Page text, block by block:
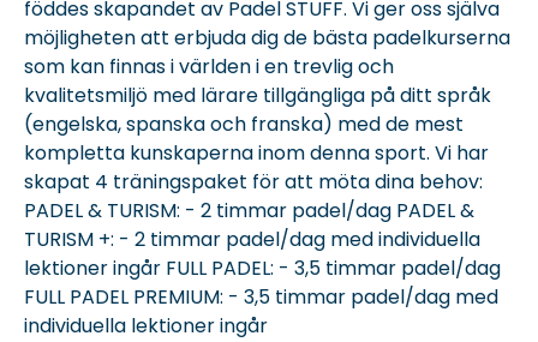
föddes skapandet av Padel STUFF. Vi ger oss själva
möjligheten att erbjuda dig de bästa padelkurserna
som kan finnas i världen i en trevlig och
kvalitetsmiljö med lärare tillgängliga på ditt språk
(engelska, spanska och franska) med de mest
kompletta kunskaperna inom denna sport. Vi har
skapat 4 träningspaket för att möta dina behov:
PADEL & TURISM: - 2 timmar padel/dag PADEL &
TURISM +: - 2 timmar padel/dag med individuella
lektioner ingår FULL PADEL: - 3,5 timmar padel/dag
FULL PADEL PREMIUM: - 3,5 timmar padel/dag med
individuella lektioner ingår